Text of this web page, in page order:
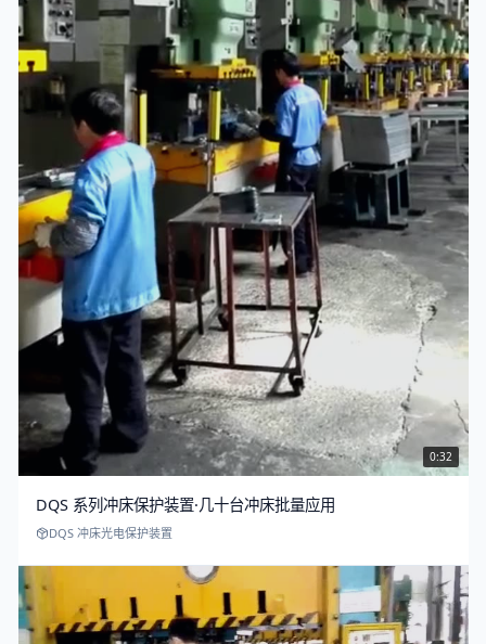
0:32
DQS 系列冲床保护装置·几十台冲床批量应用
DQS 冲床光电保护装置